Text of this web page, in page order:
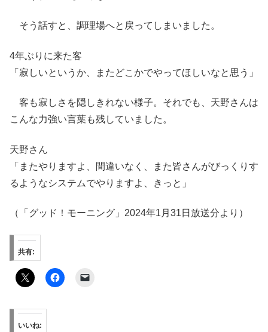
そう話すと、調理場へと戻ってしまいました。
4年ぶりに来た客
「寂しいというか、またどこかでやってほしいなと思う」
客も寂しさを隠しきれない様子。それでも、天野さんは
こんな力強い言葉も残していました。
天野さん
「またやりますよ、間違いなく、また皆さんがびっくりす
るようなシステムでやりますよ、きっと」
（「グッド！モーニング」2024年1月31日放送分より）
共有:
いいね: